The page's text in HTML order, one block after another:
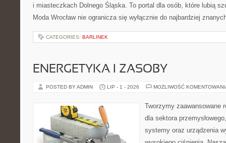
i miasteczkach Dolnego Śląska. To portal dla osób, które lubią
Moda Wrocław nie ogranicza się wyłącznie do najbardziej
CATEGORIES: BARLINEK
ENERGETYKA I ZASOBY
POSTED BY ADMIN LIP - 1 - 2026 MOŻLIWOŚĆ
Tworzymy zaawansowane
dla sektora
systemy oraz urządzenia